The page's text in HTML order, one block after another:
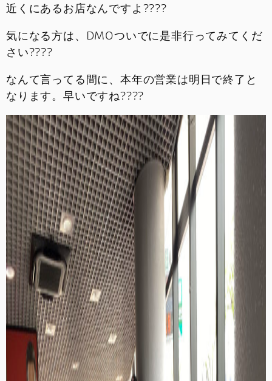
近くにあるお店なんですよ????
気になる方は、DMOついでに是非行ってみてくだ
さい????
なんて言ってる間に、本年の営業は明日で終了と
なります。早いですね????